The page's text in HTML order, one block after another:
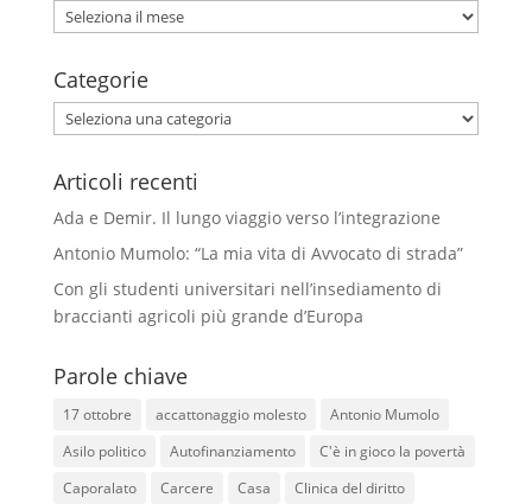
Archivi
Categorie
Categorie
Articoli recenti
Ada e Demir. Il lungo viaggio verso l’integrazione
Antonio Mumolo: “La mia vita di Avvocato di strada”
Con gli studenti universitari nell’insediamento di
braccianti agricoli più grande d’Europa
Parole chiave
17 ottobre accattonaggio molesto
Antonio Mumolo
Asilo politico
Autofinanziamento
C'è in gioco la povertà
Caporalato
Carcere Casa
Clinica del diritto